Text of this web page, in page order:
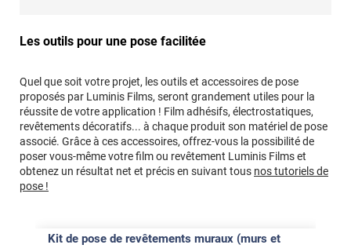
Les outils pour une pose facilitée
Quel que soit votre projet, les outils et accessoires de pose
proposés par Luminis Films, seront grandement utiles pour la
réussite de votre application ! Film adhésifs, électrostatiques,
revêtements décoratifs... à chaque produit son matériel de pose
associé. Grâce à ces accessoires, offrez-vous la possibilité de
poser vous-même votre film ou revêtement Luminis Films et
obtenez un résultat net et précis en suivant tous nos tutoriels de
pose !
Kit de pose de revêtements muraux (murs et